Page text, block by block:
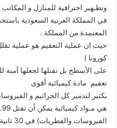
وتطـهير احترافية للمنازل و
في المملكة العربية السعودية
المعتمدة من المملكة .
حيث ان عملية التعقيم هو عملية
كورونا )
على الأسطح بل تقتلها لجعلها آمنة
تعقيم مادة كيميائية أقوى
بكثير لتدمير كل الجراثيم و
الفيروسات والفطريات) في 30 ثانية